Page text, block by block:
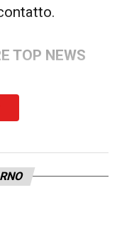
TOP NEWS